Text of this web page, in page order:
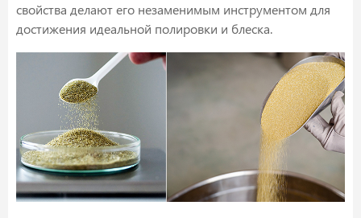
свойства делают его незаменимым инструментом для
достижения идеальной полировки и блеска.